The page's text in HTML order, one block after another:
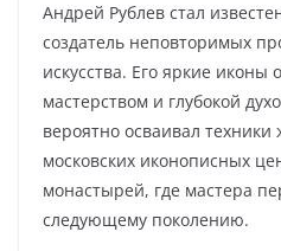
Андрей Рублев стал
создатель неповторимых
искусства. Его яркие иконы
мастерством и глубокой
вероятно осваивал
московских иконописных
монастырей, где мастера
следующему поколению.